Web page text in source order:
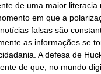
de uma maior
em que a
falsas são
as informações se
A defesa de
de que, no mundo